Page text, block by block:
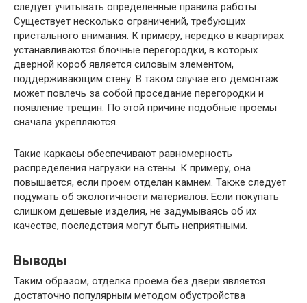
следует учитывать определенные правила работы.
Существует несколько ограничений, требующих
пристального внимания. К примеру, нередко в квартирах
устанавливаются блочные перегородки, в которых
дверной короб является силовым элементом,
поддерживающим стену. В таком случае его демонтаж
может повлечь за собой проседание перегородки и
появление трещин. По этой причине подобные проемы
сначала укрепляются.
Такие каркасы обеспечивают равномерность
распределения нагрузки на стены. К примеру, она
повышается, если проем отделан камнем. Также следует
подумать об экологичности материалов. Если покупать
слишком дешевые изделия, не задумываясь об их
качестве, последствия могут быть неприятными.
Выводы
Таким образом, отделка проема без двери является
достаточно популярным методом обустройства